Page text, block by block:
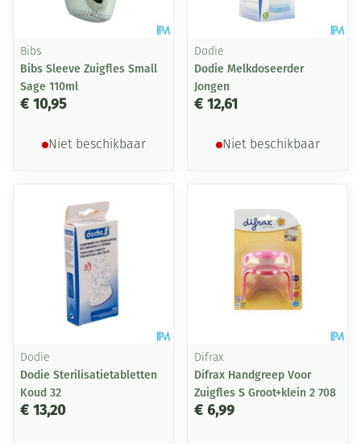
Bibs
Bibs Sleeve Zuigfles Small
Sage 110ml
€ 10,95
Niet beschikbaar
Dodie
Dodie Melkdoseerder
Jongen
€ 12,61
Niet beschikbaar
Dodie
Dodie Sterilisatietabletten
Koud 32
€ 13,20
Difrax
Difrax Handgreep Voor
Zuigfles S Groot+klein 2 708
€ 6,99